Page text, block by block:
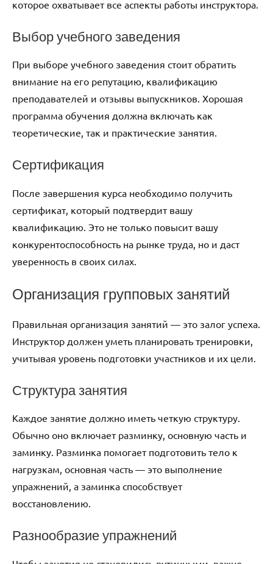
которое охватывает все аспекты работы инструктора.
Выбор учебного заведения
При выборе учебного заведения стоит обратить
внимание на его репутацию, квалификацию
преподавателей и отзывы выпускников. Хорошая
программа обучения должна включать как
теоретические, так и практические занятия.
Сертификация
После завершения курса необходимо получить
сертификат, который подтвердит вашу
квалификацию. Это не только повысит вашу
конкурентоспособность на рынке труда, но и даст
уверенность в своих силах.
Организация групповых занятий
Правильная организация занятий — это залог успеха.
Инструктор должен уметь планировать тренировки,
учитывая уровень подготовки участников и их цели.
Структура занятия
Каждое занятие должно иметь четкую структуру.
Обычно оно включает разминку, основную часть и
заминку. Разминка помогает подготовить тело к
нагрузкам, основная часть — это выполнение
упражнений, а заминка способствует
восстановлению.
Разнообразие упражнений